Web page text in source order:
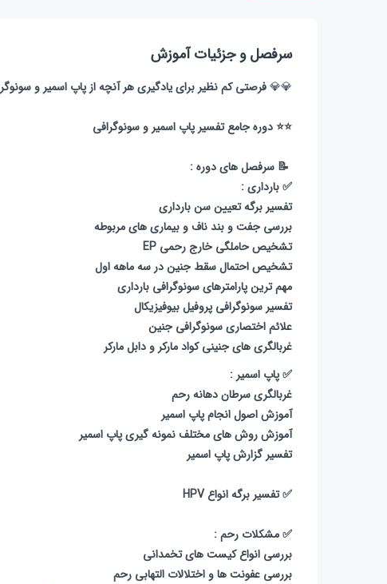
سرفصل و جزئیات آموزش
💎💎فرصتی کم نظیر برای یادگیری هر آنچه از پاپ اسمیر و
⭐️⭐️ دوره جامع تفسیر پاپ اسمیر و سونوگرافی
📝 سرفصل های دوره :
✅ بارداری :
تفسیر برگه تعیین سن بارداری
بررسی جفت و بند ناف و بیماری های مربوطه
تشخیص حاملگی خارج رحمی EP
تشخیص احتمال سقط جنین در سه ماهه اول
مهم ترین پارامترهای سونوگرافی بارداری
تفسیر سونوگرافی پروفیل بیوفیزیکال
علائم اختصاری سونوگرافی جنین
غربالگری های جنینی کواد مارکر و دابل مارکر
✅ پاپ اسمیر :
غربالگری سرطان دهانه رحم
آموزش اصول انجام پاپ اسمیر
آموزش روش های مختلف نمونه گیری پاپ اسمیر
تفسیر گزارش پاپ اسمیر
✅ تفسیر برگه انواع HPV
✅ مشکلات رحم :
بررسی انواع کیست های تخمدانی
بررسی عفونت ها و اختلالات التهابی رحم